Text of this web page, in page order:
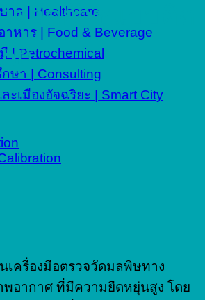
าล | Healthcare
าหาร | Food & Beverage
| Petrochemical
ษา | Consulting
ะเมืองอัจฉริยะ | Smart City
วจวัดก๊าซแบบติด
เครื่องมือตรวจวัดมลพิษทาง
อากาศ ที่มีความยืดหยุ่นสูง โดย